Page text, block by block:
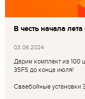
В честь начала
03.06.2024
Дарим комплект из 100
35FS до конца июля!
Сваебойные установки